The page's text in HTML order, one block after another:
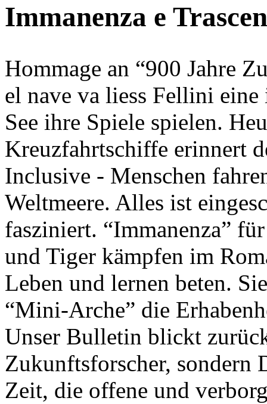
Immanenza e
Hommage an “900 Jahre
el nave va liess Fellini
See ihre Spiele spielen.
Kreuzfahrtschiffe erinnert
Inclusive - Menschen
Weltmeere. Alles ist
fasziniert. “Immanenza”
und Tiger kämpfen im
Leben und lernen beten.
“Mini-Arche” die
Unser Bulletin blickt
Zukunftsforscher, sondern
Zeit, die offene und